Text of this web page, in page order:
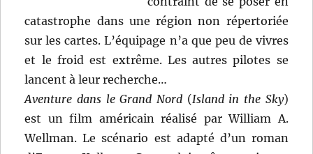
catastrophe dans une région non répertoriée
sur les cartes. L’équipage n’a que peu de vivres
et le froid est extrême. Les autres pilotes se
lancent à leur recherche…
Aventure dans le Grand Nord (Island in the Sky)
est un film américain réalisé par William A.
Wellman. Le scénario est adapté d’un roman